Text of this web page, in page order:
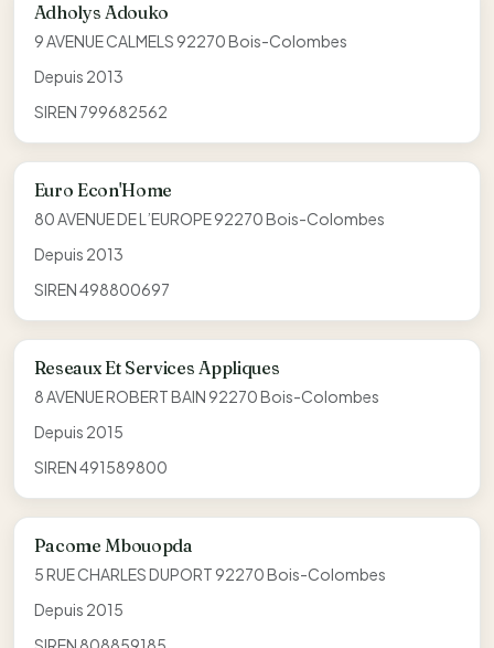
Adholys Adouko
9 AVENUE CALMELS 92270 Bois-Colombes
Depuis 2013
SIREN 799682562
Euro Econ'Home
80 AVENUE DE L’EUROPE 92270 Bois-Colombes
Depuis 2013
SIREN 498800697
Reseaux Et Services Appliques
8 AVENUE ROBERT BAIN 92270 Bois-Colombes
Depuis 2015
SIREN 491589800
Pacome Mbouopda
5 RUE CHARLES DUPORT 92270 Bois-Colombes
Depuis 2015